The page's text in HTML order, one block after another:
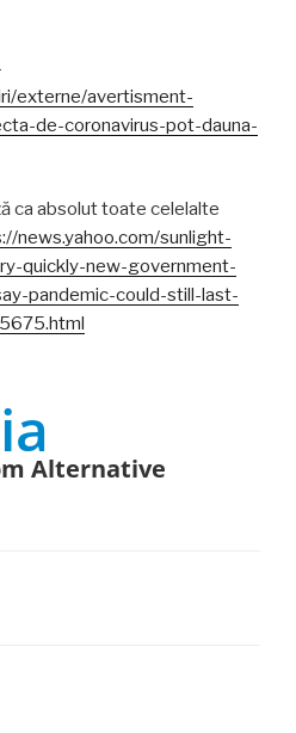
externe/avertisment-
de-coronavirus-pot-dauna-
ca absolut toate celelalte
news.yahoo.com/sunlight-
quickly-new-government-
pandemic-could-still-last-
Alternative